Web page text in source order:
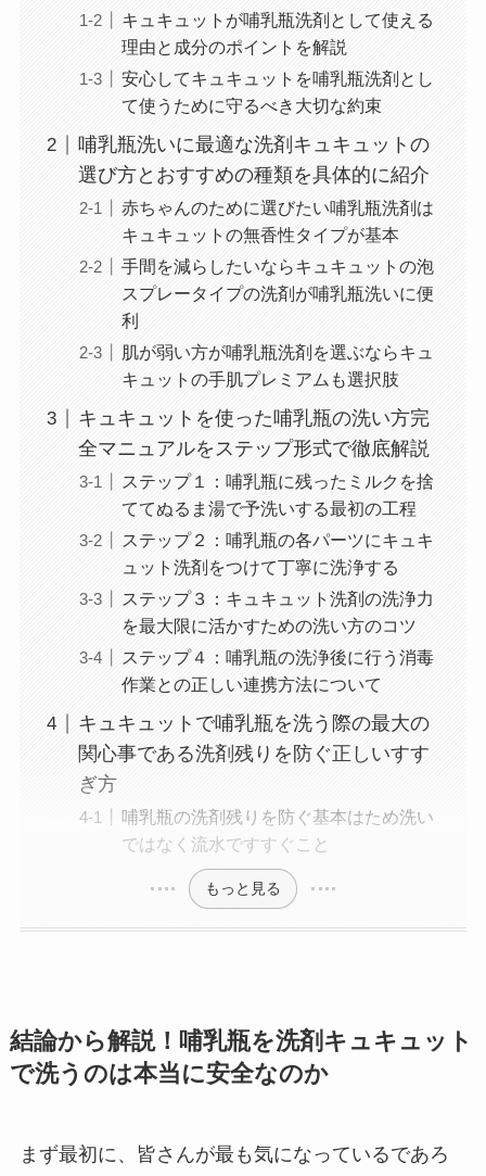
キュキュットが哺乳瓶洗剤として使える
理由と成分のポイントを解説
安心してキュキュットを哺乳瓶洗剤とし
て使うために守るべき大切な約束
哺乳瓶洗いに最適な洗剤キュキュットの
選び方とおすすめの種類を具体的に紹介
赤ちゃんのために選びたい哺乳瓶洗剤は
キュキュットの無香性タイプが基本
手間を減らしたいならキュキュットの泡
スプレータイプの洗剤が哺乳瓶洗いに便
利
肌が弱い方が哺乳瓶洗剤を選ぶならキュ
キュットの手肌プレミアムも選択肢
キュキュットを使った哺乳瓶の洗い方完
全マニュアルをステップ形式で徹底解説
ステップ１：哺乳瓶に残ったミルクを捨
ててぬるま湯で予洗いする最初の工程
ステップ２：哺乳瓶の各パーツにキュキ
ュット洗剤をつけて丁寧に洗浄する
ステップ３：キュキュット洗剤の洗浄力
を最大限に活かすための洗い方のコツ
ステップ４：哺乳瓶の洗浄後に行う消毒
作業との正しい連携方法について
キュキュットで哺乳瓶を洗う際の最大の
関心事である洗剤残りを防ぐ正しいすす
ぎ方
哺乳瓶の洗剤残りを防ぐ基本はため洗い
ではなく流水ですすぐこと
もっと見る
結論から解説！哺乳瓶を洗剤キュキュット
で洗うのは本当に安全なのか
まず最初に、皆さんが最も気になっているであろ